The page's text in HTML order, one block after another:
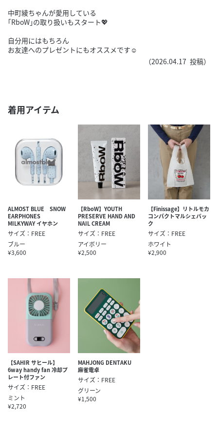
中町綾ちゃんが愛用している
｢RboW｣の取り扱いもスタート💖
自分用にはもちろん
お友達へのプレゼントにもオススメです☺︎︎︎︎
（2026.04.17 投稿）
着用アイテム
ALMOST BLUE SNOW
EARPHONES
MILKYWAY イヤホン
サイズ：FREE
ブルー
¥3,600
【RboW】YOUTH
PRESERVE HAND AND
NAIL CREAM
サイズ：FREE
アイボリー
¥2,500
【Finissage】リトルモカ
コンパクトマルシェバッ
ク
サイズ：FREE
ホワイト
¥2,900
【SAHIR サヒール】
6way handy fan 冷却プ
レート付ファン
サイズ：FREE
ミント
¥2,720
MAHJONG DENTAKU
麻雀電卓
サイズ：FREE
グリーン
¥1,500